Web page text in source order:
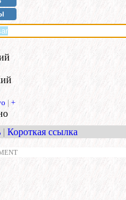
| +
| Короткая ссылка